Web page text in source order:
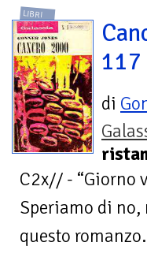
LIBRI
117
di
C2x// - “Giorno
Speriamo di
questo